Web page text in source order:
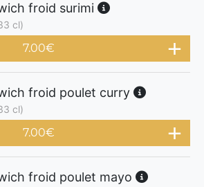
froid surimi
cl)
7.00€
froid poulet curry
cl)
7.00€
froid poulet mayo